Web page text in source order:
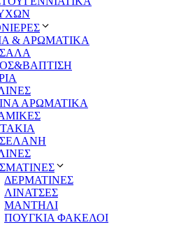
& ΑΡΩΜΑΤΙΚΑ
ΑΡΩΜΑΤΙΚΑ
ΔΕΡΜΑΤΙΝΕΣ
ΛΙΝΑΤΣΕΣ
ΜΑΝΤΗΛΙ
ΠΟΥΓΚΙΑ ΦΑΚΕΛΟΙ